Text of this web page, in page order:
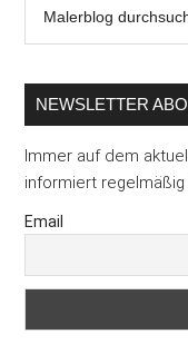
durchsuchen
NEWSLETTER
Immer auf dem
informiert
Email